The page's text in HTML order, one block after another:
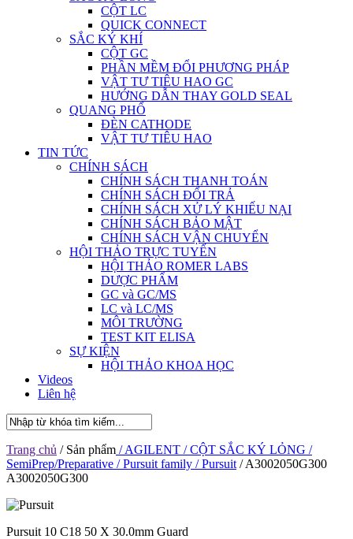
CỘT LC
QUICK CONNECT
SẮC KÝ KHÍ
CỘT GC
PHẦN MỀM ĐỔI PHƯƠNG PHÁP
VẬT TƯ TIÊU HAO GC
HƯỚNG DẪN THAY GOLD SEAL
QUANG PHỔ
ĐÈN CATHODE
VẬT TƯ TIÊU HAO
TIN TỨC
CHÍNH SÁCH
CHÍNH SÁCH THANH TOÁN
CHÍNH SÁCH ĐỔI TRẢ
CHÍNH SÁCH XỬ LÝ KHIẾU NẠI
CHÍNH SÁCH BẢO MẬT
CHÍNH SÁCH VẬN CHUYỂN
HỘI THẢO TRỰC TUYẾN
HỘI THẢO ROMER LABS
DƯỢC PHẨM
GC và GC/MS
LC và LC/MS
MÔI TRƯỜNG
TEST KIT ELISA
SỰ KIỆN
HỘI THẢO KHOA HỌC
Videos
Liên hệ
Trang chủ / Sản phẩm / AGILENT / CỘT SẮC KÝ LỎNG /
SemiPrep/Preparative / Pursuit family / Pursuit / A3002050G300
A3002050G300
Pursuit 10 C18 50 X 30.0mm Guard